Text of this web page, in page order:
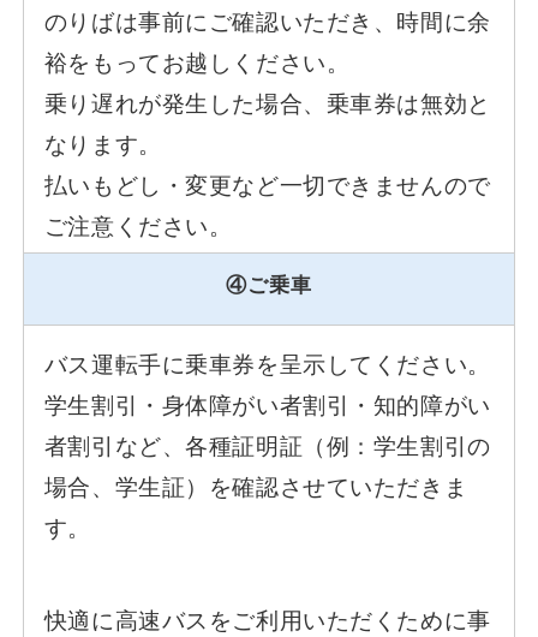
のりばは事前にご確認いただき、時間に余
裕をもってお越しください。
乗り遅れが発生した場合、乗車券は無効と
なります。
払いもどし・変更など一切できませんので
ご注意ください。
④ご乗車
バス運転手に乗車券を呈示してください。
学生割引・身体障がい者割引・知的障がい
者割引など、各種証明証（例：学生割引の
場合、学生証）を確認させていただきま
す。
快適に高速バスをご利用いただくために事